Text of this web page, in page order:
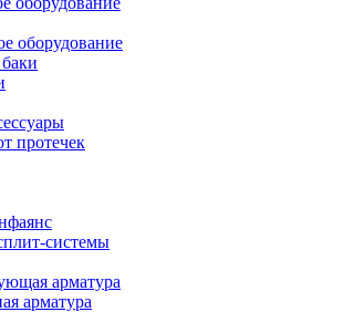
оборудование
протечек
системы
арматура
арматура